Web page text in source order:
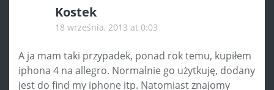
Kostek
18 września, 2013 at 0:03
A ja mam taki przypadek, ponad rok temu, kupiłem
iphona 4 na allegro. Normalnie go użytkuję, dodany
jest do find my iphone itp. Natomiast znajomy